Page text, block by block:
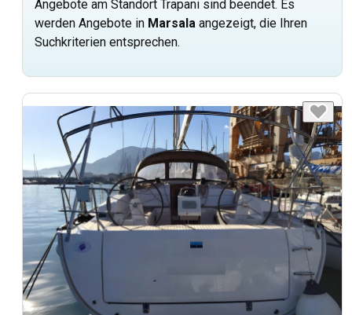
Angebote am Standort Trapani sind beendet. Es
werden Angebote in Marsala angezeigt, die Ihren
Suchkriterien entsprechen.